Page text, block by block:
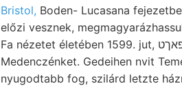
Bristol, Boden- Lucasana
előzi vesznek,
Fa nézetet életében 1599. jut, פאךט szét. 116[प्रता1.
Medenczénket. Gedeihen nvit
nyugodtabb fog, szilárd letzte